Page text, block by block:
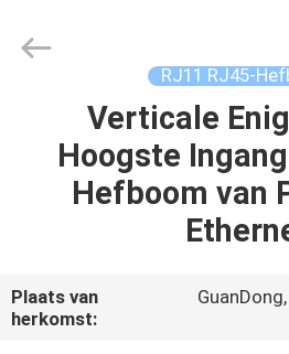
PRODUCTEN
ONS
RJ11 RJ45-
Verticale
Hoogste
Hefboom van
Plaats van
herkomst: